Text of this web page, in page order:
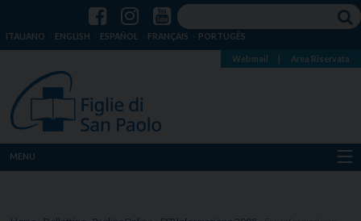
ITALIANO ENGLISH ESPAÑOL FRANÇAIS PORTUGÊS
Webmail Area Riservata
MENU